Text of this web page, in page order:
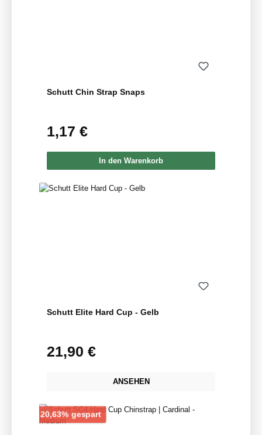
Schutt Chin Strap Snaps
Regulärer Preis:
1,17 €
In den Warenkorb
Schutt Elite Hard Cup - Gelb
Regulärer Preis:
21,90 €
ANSEHEN
20,63% gespartRabatt